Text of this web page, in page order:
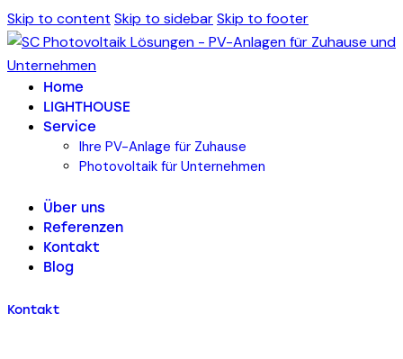
Skip to content Skip to sidebarSkip to footer
Home
LIGHTHOUSE
Service
Ihre PV-Anlage für Zuhause
Photovoltaik für Unternehmen
Über uns
Referenzen
Kontakt
Blog
Kontakt